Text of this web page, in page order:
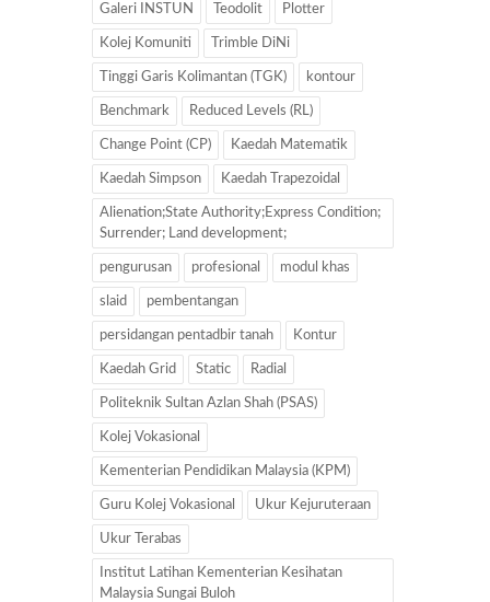
Galeri INSTUN Teodolit Plotter
Kolej Komuniti Trimble DiNi
Tinggi Garis Kolimantan (TGK) kontour
Benchmark Reduced Levels (RL)
Change Point (CP) Kaedah Matematik
Kaedah Simpson Kaedah Trapezoidal
Alienation;State Authority;Express Condition;
Surrender; Land development;
pengurusan profesional modul khas
slaid pembentangan
persidangan pentadbir tanah Kontur
Kaedah Grid Static Radial
Politeknik Sultan Azlan Shah (PSAS)
Kolej Vokasional
Kementerian Pendidikan Malaysia (KPM)
Guru Kolej Vokasional Ukur Kejuruteraan
Ukur Terabas
Institut Latihan Kementerian Kesihatan
Malaysia Sungai Buloh